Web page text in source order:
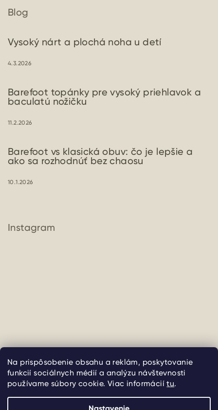
Na prispôsobenie obsahu a reklám, poskytovanie
funkcií sociálnych médií a analýzu návštevnosti
používame súbory cookie. Viac informáciítu.
Blog
Vysoký nárt a plochá noha u detí
4.3.2026
Barefoot topánky pre vysoký priehlavok a
baculatú nožičku
11.2.2026
Barefoot vs klasická obuv: čo je lepšie a
ako sa rozhodnúť bez chaosu
10.1.2026
Instagram
Sledovať na Instagrame
nastavenie cookies